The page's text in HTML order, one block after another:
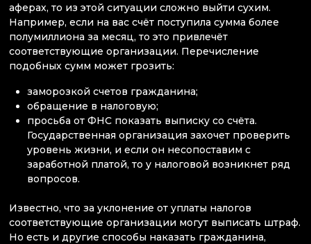
аферах, то из этой ситуации сложно выйти сухим.
Например, если на вас счёт поступила сумма более
полумиллиона за месяц, то это привлечёт
соответствующие организации. Перечисление
подобных сумм может грозить:
заморозкой счетов гражданина;
обращение в налоговую;
просьба от ФНС показать выписку со счёта.
Государственная организация захочет проверить
уровень жизни, и если он несопоставим с
заработной платой, то у налоговой возникнет ряд
вопросов.
Известно, что за уклонение от уплаты налогов
соответствующие организации могут выписать штраф.
Но есть и другие способы наказать гражданина,